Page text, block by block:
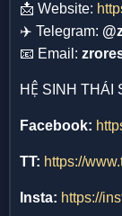
📩 Website:
✈️ Telegram:
📧 Email:
HỆ SINH THÁI
Facebook:
TT: https://
Insta: https://